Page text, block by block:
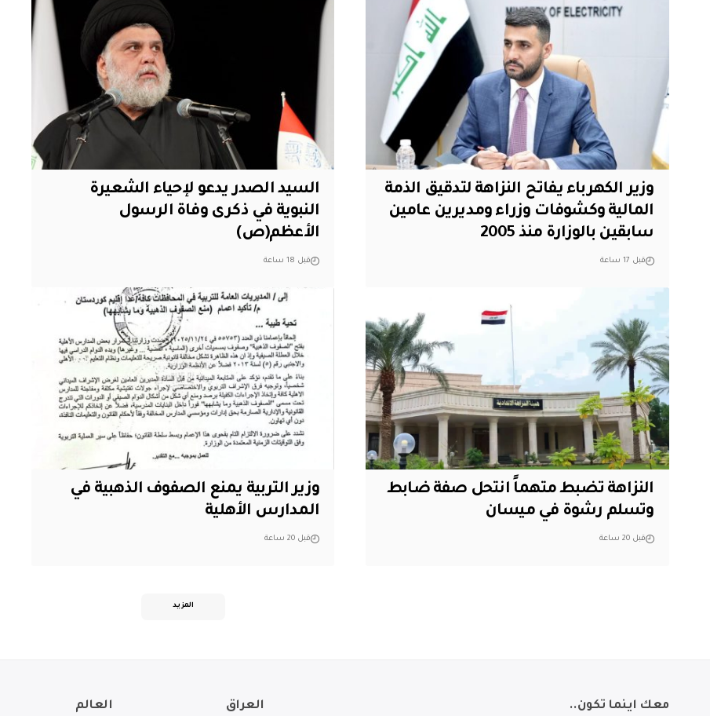
وزير الكهرباء يفاتح النزاهة لتدقيق الذمة
المالية وكشوفات وزراء ومديرين عامين
سابقين بالوزارة منذ 2005
قبل 17 ساعة
السيد الصدر يدعو لإحياء الشعيرة
النبوية في ذكرى وفاة الرسول
الأعظم(ص)
قبل 18 ساعة
النزاهة تضبط متهماً انتحل صفة ضابط
وتسلم رشوة في ميسان
قبل 20 ساعة
وزير التربية يمنع الصفوف الذهبية في
المدارس الأهلية
قبل 20 ساعة
المزيد
معك اينما تكون.. العراق العالم